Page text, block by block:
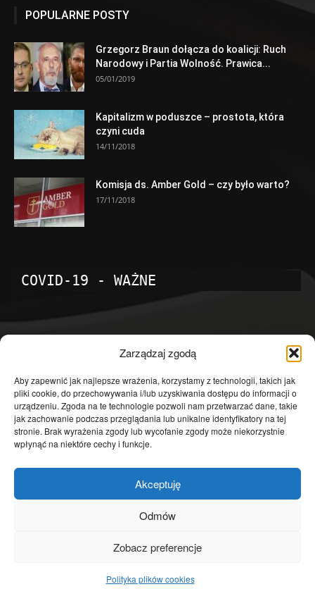
Zarządzaj zgodą
Aby zapewnić jak najlepsze wrażenia, korzystamy z technologii, takich jak
pliki cookie, do przechowywania i/lub uzyskiwania dostępu do informacji o
urządzeniu. Zgoda na te technologie pozwoli nam przetwarzać dane, takie
jak zachowanie podczas przeglądania lub unikalne identyfikatory na tej
stronie. Brak wyrażenia zgody lub wycofanie zgody może niekorzystnie
wpłynąć na niektóre cechy i funkcje.
Akceptuję
Odmów
Zobacz preferencje
Polityka plików cookies
POPULARNE POSTY
Grzegorz Braun dołącza do koalicji: Ruch
Narodowy i Partia Wolność. Prawica...
05/01/2019
Kapitalizm w poduszce – prostota, która
czyni cuda
14/11/2018
Komisja ds. Amber Gold – czy było warto?
17/11/2018
COVID-19 - WAŻNE
Temat dnia
4601
Publicystyka
4363
Polityka
3639
Polska
Społeczeństwo
2823